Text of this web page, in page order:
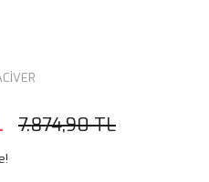
7.874,90 TL